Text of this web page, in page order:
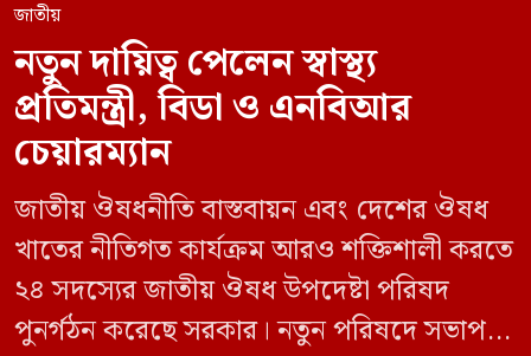
জাতীয়
নতুন দায়িত্ব পেলেন স্বাস্থ্য
প্রতিমন্ত্রী, বিডা ও এনবিআর
চেয়ারম্যান
জাতীয় ঔষধনীতি বাস্তবায়ন এবং দেশের ঔষধ
খাতের নীতিগত কার্যক্রম আরও শক্তিশালী করতে
২৪ সদস্যের জাতীয় ঔষধ উপদেষ্টা পরিষদ
পুনর্গঠন করেছে সরকার। নতুন পরিষদে সভাপতি